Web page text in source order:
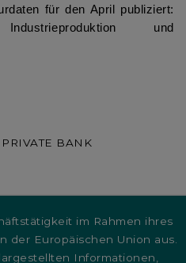
für den April publiziert:
Industrieproduktion und
BANK
im Rahmen ihres
der Europäischen Union aus.
Informationen,